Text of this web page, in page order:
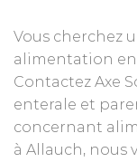
Vous cherchez
alimentation
Contactez Axe
enterale et
concernant
à Allauch, nous